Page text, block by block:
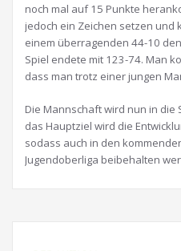
noch mal auf 15 Punkte
jedoch ein Zeichen setzen und
einem überragenden 44-10
Spiel endete mit 123-74. Man
dass man trotz einer jungen
Die Mannschaft wird nun in
das Hauptziel wird die
sodass auch in den
Jugendoberliga beibehalten